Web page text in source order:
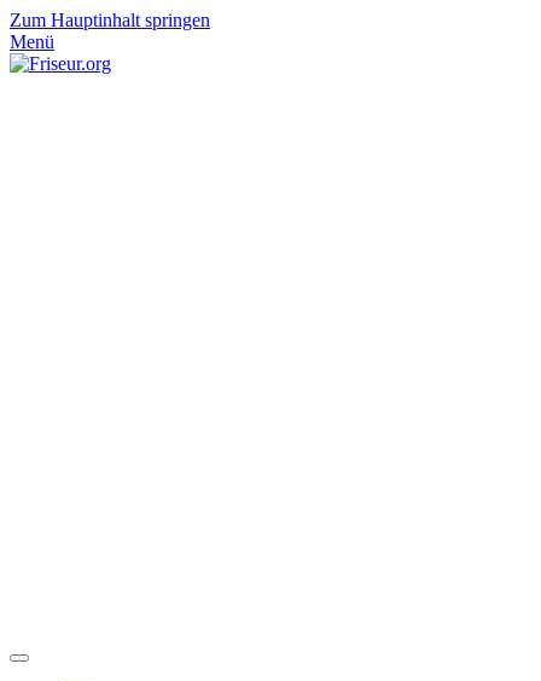
Zum Hauptinhalt springen
Menü